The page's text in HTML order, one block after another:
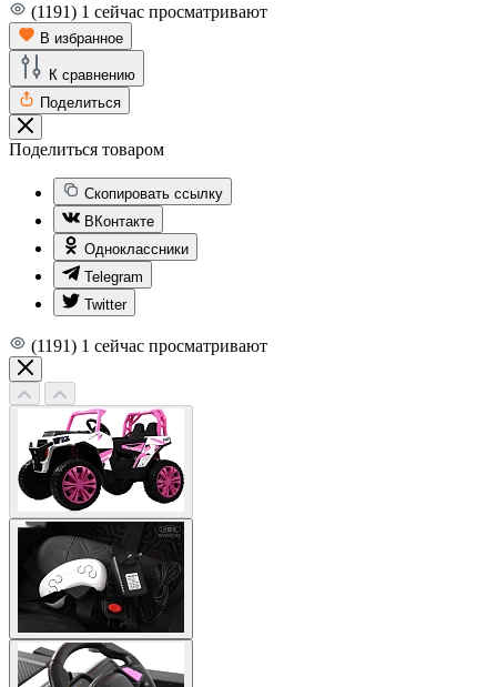
(1191) 1 сейчас просматривают
В избранное
К сравнению
Поделиться
Поделиться товаром
Скопировать ссылку
ВКонтакте
Одноклассники
Telegram
Twitter
(1191) 1 сейчас просматривают